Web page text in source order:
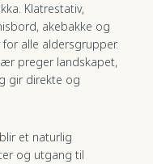
Klatrestativ,
akebakke og
alle aldersgrupper.
preger landskapet,
gir direkte og
et naturlig
og utgang til